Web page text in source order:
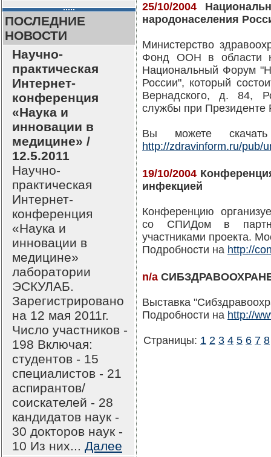
ПОСЛЕДНИЕ
НОВОСТИ
Научно-
практическая
Интернет-
конференция
«Наука и
инновации в
медицине» /
12.5.2011
Научно-
практическая
Интернет-
конференция
«Наука и
инновации в
медицине»
лаборатории
ЭСКУЛАБ.
Зарегистрировано
на 12 мая 2011г.
Число участников -
198 Включая:
студентов - 15
специалистов - 21
аспирантов/
соискателей - 28
кандидатов наук -
30 докторов наук -
10 Из них... Далее
25/10/2004
народонаселения
Министерство
Фонд ООН в области
Национальный Форум
России", который
Вернадского, д. 84,
службы при Президенте
Вы можете скачать
http://zdravinform.ru/pub/
19/10/2004
инфекцией
Конференцию
со СПИДом в
участниками проекта.
Подробности на http://
n/a
Выставка
Подробности на http://
Страницы: 1 2 3 4 5 6 7 8